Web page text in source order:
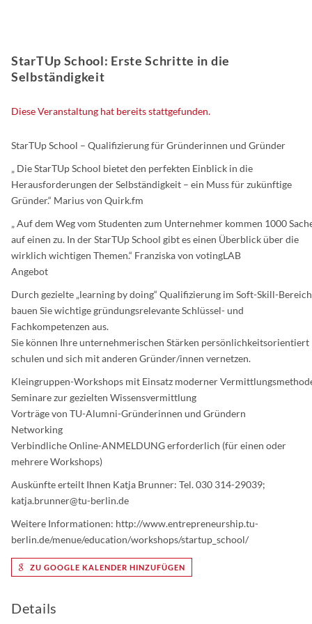
StarTUp School: Erste Schritte in die
Selbständigkeit
Diese Veranstaltung hat bereits stattgefunden.
StarTUp School – Qualifizierung für Gründerinnen und Gründer
„ Die StarTUp School bietet den perfekten Einblick in die
Herausforderungen der Selbständigkeit – ein Muss für zukünftige
Gründer.“ Marius von Quirk.fm
„ Auf dem Weg vom Studenten zum Unternehmer kommen 1000
auf einen zu. In der StarTUp School gibt es einen Überblick über die
wirklich wichtigen Themen.“ Franziska von votingLAB
Angebot
Durch gezielte „learning by doing“ Qualifizierung im Soft-Skill-Bereich
bauen Sie wichtige gründungsrelevante Schlüssel- und
Fachkompetenzen aus.
Sie können Ihre unternehmerischen Stärken persönlichkeitsorientiert
schulen und sich mit anderen Gründer/innen vernetzen.
Kleingruppen-Workshops mit Einsatz moderner
Seminare zur gezielten Wissensvermittlung
Vorträge von TU-Alumni-Gründerinnen und Gründern
Networking
Verbindliche Online-ANMELDUNG erforderlich (für einen oder
mehrere Workshops)
Auskünfte erteilt Ihnen Katja Brunner: Tel. 030 314-29039;
katja.brunner@tu-berlin.de
Weitere Informationen: http://www.entrepreneurship.tu-
berlin.de/menue/education/workshops/startup_school/
ZU GOOGLE KALENDER HINZUFÜGEN
Details